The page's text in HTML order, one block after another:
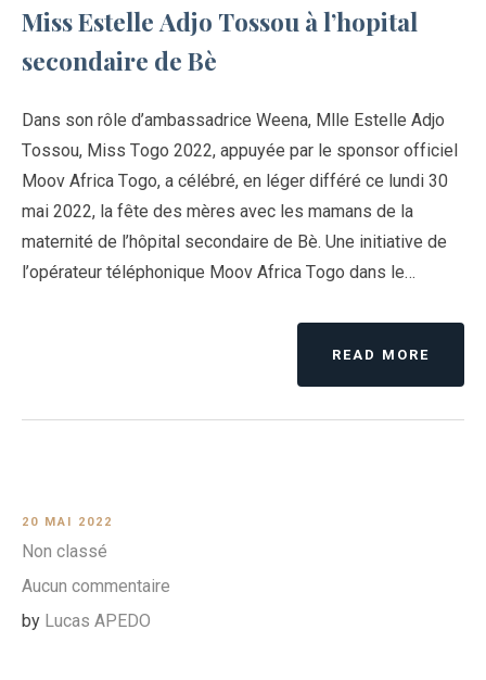
Miss Estelle Adjo Tossou à l’hopital
secondaire de Bè
Dans son rôle d’ambassadrice Weena, Mlle Estelle Adjo
Tossou, Miss Togo 2022, appuyée par le sponsor officiel
Moov Africa Togo, a célébré, en léger différé ce lundi 30
mai 2022, la fête des mères avec les mamans de la
maternité de l’hôpital secondaire de Bè. Une initiative de
l’opérateur téléphonique Moov Africa Togo dans le…
READ MORE
20 MAI 2022
Non classé
Aucun commentaire
by Lucas APEDO